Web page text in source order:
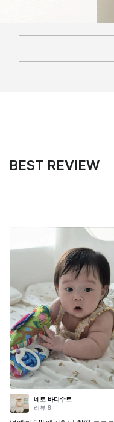
BEST REVIEW